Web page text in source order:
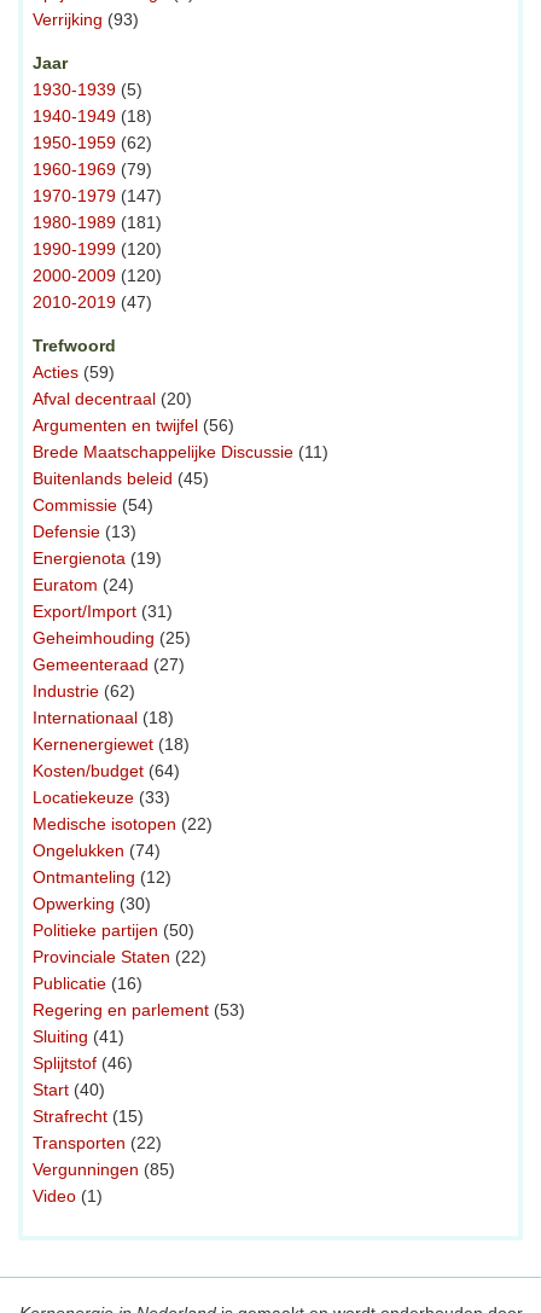
Verrijking (93)
Jaar
1930-1939 (5)
1940-1949 (18)
1950-1959 (62)
1960-1969 (79)
1970-1979 (147)
1980-1989 (181)
1990-1999 (120)
2000-2009 (120)
2010-2019 (47)
Trefwoord
Acties (59)
Afval decentraal (20)
Argumenten en twijfel (56)
Brede Maatschappelijke Discussie (11)
Buitenlands beleid (45)
Commissie (54)
Defensie (13)
Energienota (19)
Euratom (24)
Export/Import (31)
Geheimhouding (25)
Gemeenteraad (27)
Industrie (62)
Internationaal (18)
Kernenergiewet (18)
Kosten/budget (64)
Locatiekeuze (33)
Medische isotopen (22)
Ongelukken (74)
Ontmanteling (12)
Opwerking (30)
Politieke partijen (50)
Provinciale Staten (22)
Publicatie (16)
Regering en parlement (53)
Sluiting (41)
Splijtstof (46)
Start (40)
Strafrecht (15)
Transporten (22)
Vergunningen (85)
Video (1)